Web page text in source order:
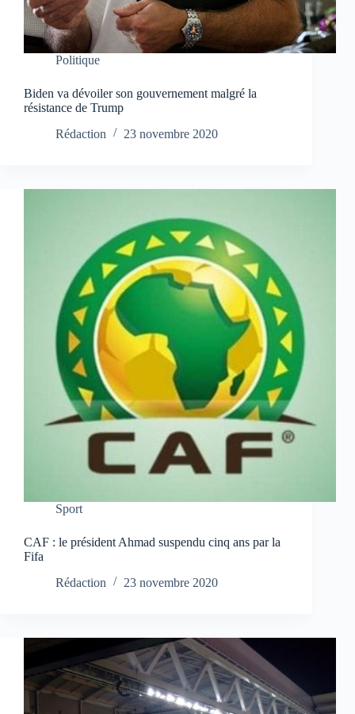
Politique
Biden va dévoiler son gouvernement malgré la
résistance de Trump
Rédaction
23 novembre 2020
Sport
CAF : le président Ahmad suspendu cinq ans par la
Fifa
Rédaction
23 novembre 2020